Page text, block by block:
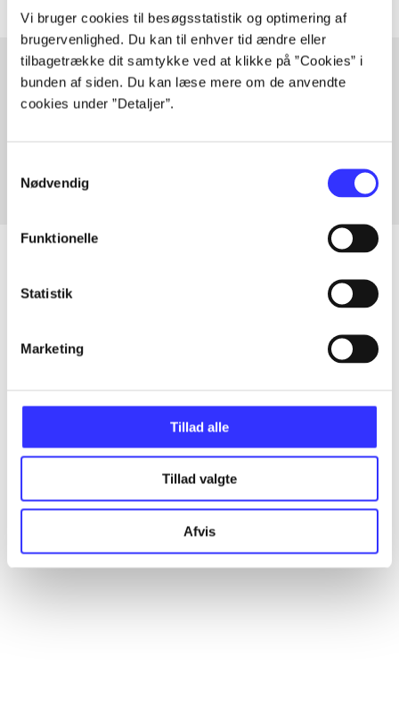
Vi bruger cookies til besøgsstatistik og optimering af
brugervenlighed. Du kan til enhver tid ændre eller
tilbagetrække dit samtykke ved at klikke på ”Cookies” i
bunden af siden. Du kan læse mere om de anvendte
cookies under ”Detaljer”.
Nødvendig
Funktionelle
Statistik
Marketing
Tillad alle
Tillad valgte
Afvis
Artikler med samme emner
...
...